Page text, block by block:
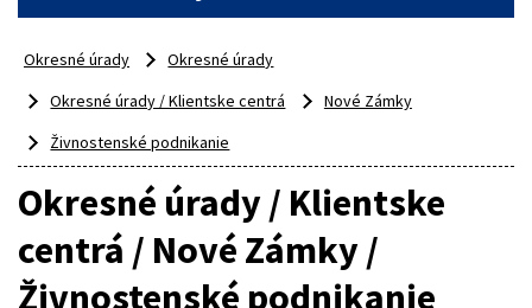
Okresné úrady
Okresné úrady
Okresné úrady / Klientske centrá
Nové Zámky
Živnostenské podnikanie
Okresné úrady / Klientske
centrá / Nové Zámky /
Živnostenské podnikanie